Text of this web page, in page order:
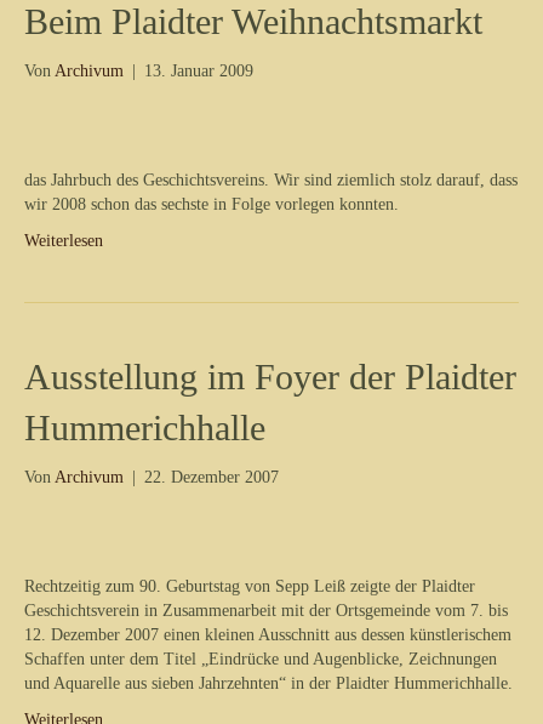
Beim Plaidter Weihnachtsmarkt
Von Archivum 13. Januar 2009
das Jahrbuch des Geschichtsvereins. Wir sind ziemlich stolz darauf, dass
wir 2008 schon das sechste in Folge vorlegen konnten.
Weiterlesen
Ausstellung im Foyer der Plaidter
Hummerichhalle
Von Archivum 22. Dezember 2007
Rechtzeitig zum 90. Geburtstag von Sepp Leiß zeigte der Plaidter
Geschichtsverein in Zusammenarbeit mit der Ortsgemeinde vom 7. bis
12. Dezember 2007 einen kleinen Ausschnitt aus dessen künstlerischem
Schaffen unter dem Titel „Eindrücke und Augenblicke, Zeichnungen
und Aquarelle aus sieben Jahrzehnten“ in der Plaidter Hummerichhalle.
Weiterlesen